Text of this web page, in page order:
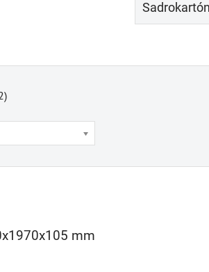
Sadrokartón
mm